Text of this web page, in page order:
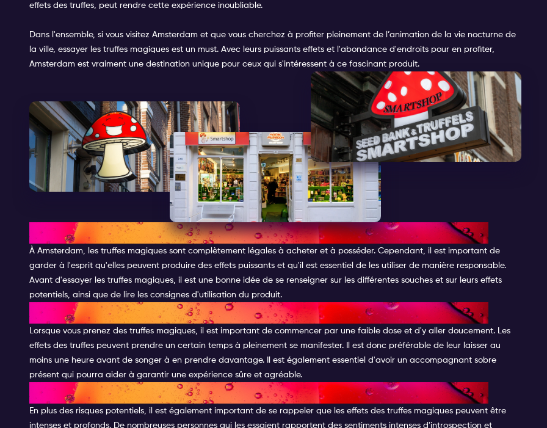
effets des truffes, peut rendre cette expérience inoubliable.
Dans l'ensemble, si vous visitez Amsterdam et que vous cherchez à profiter pleinement de l’animation de la vie nocturne de
la ville, essayer les truffes magiques est un must. Avec leurs puissants effets et l'abondance d'endroits pour en profiter,
Amsterdam est vraiment une destination unique pour ceux qui s'intéressent à ce fascinant produit.
STATUT LÉGAL DES TRUFFES MAGIQUES À AMSTERDAM
À Amsterdam, les truffes magiques sont complètement légales à acheter et à posséder. Cependant, il est important de
garder à l'esprit qu'elles peuvent produire des effets puissants et qu'il est essentiel de les utiliser de manière responsable.
Avant d'essayer les truffes magiques, il est une bonne idée de se renseigner sur les différentes souches et sur leurs effets
potentiels, ainsi que de lire les consignes d'utilisation du produit.
REMARQUE DE SÉCURITÉ ET RISQUES POTENTIELS
Lorsque vous prenez des truffes magiques, il est important de commencer par une faible dose et d'y aller doucement. Les
effets des truffes peuvent prendre un certain temps à pleinement se manifester. Il est donc préférable de leur laisser au
moins une heure avant de songer à en prendre davantage. Il est également essentiel d'avoir un accompagnant sobre
présent qui pourra aider à garantir une expérience sûre et agréable.
LES EFFECTS DES TRUFFES MAGIQUES
En plus des risques potentiels, il est également important de se rappeler que les effets des truffes magiques peuvent être
intenses et profonds. De nombreuses personnes qui les essaient rapportent des sentiments intenses d'introspection et